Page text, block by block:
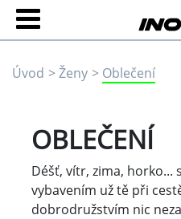
Úvod Ženy Oblečení
OBLEČENÍ
Déšť, vítr, zima, horko...
vybavením už tě při
dobrodružstvím nic